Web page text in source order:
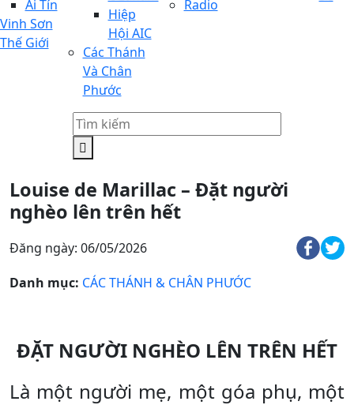
Ai Tín
Vinh Sơn
Thế Giới
Hiệp
Hội AIC
Các Thánh
Và Chân
Phước
Radio
Louise de Marillac – Đặt người
nghèo lên trên hết
Đăng ngày: 06/05/2026
Danh mục: CÁC THÁNH & CHÂN PHƯỚC
ĐẶT NGƯỜI NGHÈO LÊN TRÊN HẾT
Là một người mẹ, một góa phụ, một